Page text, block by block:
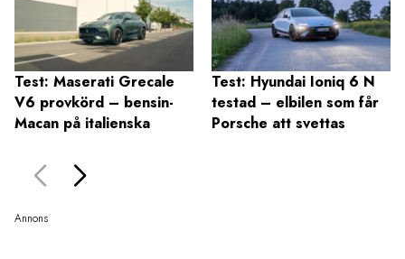
Test: Maserati Grecale
V6 provkörd – bensin-
Macan på italienska
Test: Hyundai Ioniq 6 N
testad – elbilen som får
Porsche att svettas
Annons